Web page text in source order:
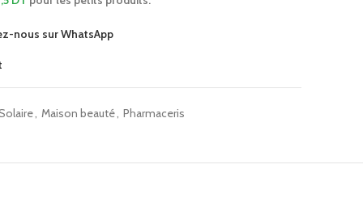
nous sur WhatsApp
, Maison beauté, Pharmaceris